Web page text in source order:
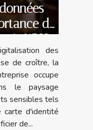
du
KBIS
des
de croître, la
occupe
le paysage
sensibles tels
carte d'identité
de...